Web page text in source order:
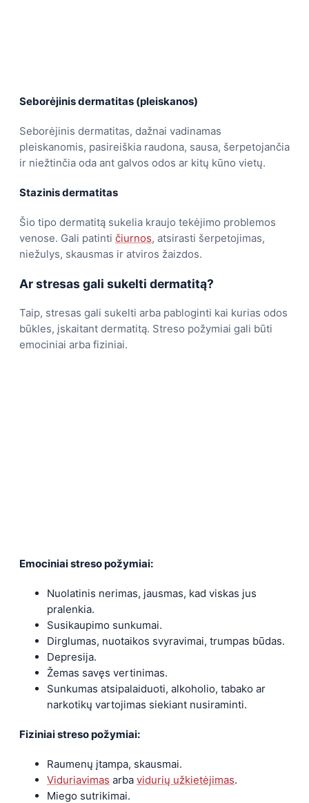
Seborėjinis dermatitas (pleiskanos)
Seborėjinis dermatitas, dažnai vadinamas
pleiskanomis, pasireiškia raudona, sausa, šerpetojančia
ir niežtinčia oda ant galvos odos ar kitų kūno vietų.
Stazinis dermatitas
Šio tipo dermatitą sukelia kraujo tekėjimo problemos
venose. Gali patinti čiurnos, atsirasti šerpetojimas,
niežulys, skausmas ir atviros žaizdos.
Ar stresas gali sukelti dermatitą?
Taip, stresas gali sukelti arba pabloginti kai kurias odos
būkles, įskaitant dermatitą. Streso požymiai gali būti
emociniai arba fiziniai.
Emociniai streso požymiai:
Nuolatinis nerimas, jausmas, kad viskas jus
pralenkia.
Susikaupimo sunkumai.
Dirglumas, nuotaikos svyravimai, trumpas būdas.
Depresija.
Žemas savęs vertinimas.
Sunkumas atsipalaiduoti, alkoholio, tabako ar
narkotikų vartojimas siekiant nusiraminti.
Fiziniai streso požymiai:
Raumenų įtampa, skausmai.
Viduriavimas arba vidurių užkietėjimas.
Miego sutrikimai.